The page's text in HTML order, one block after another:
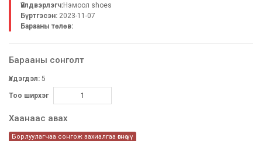
Үйлдвэрлэгч:Нэмоол shoes
Бүртгэсэн: 2023-11-07
Барааны төлөв:
Барааны сонголт
Үлдэгдэл: 5
Тоо ширхэг
Хаанаас авах
Борлуулагчаа сонгож захиалгаа өгнө үү